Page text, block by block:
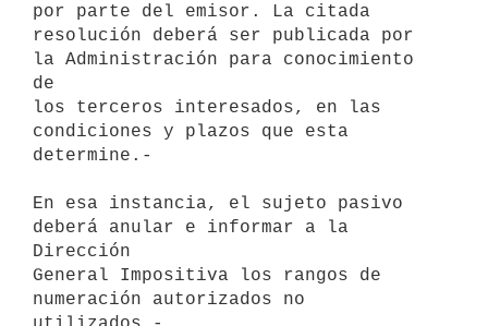
por parte del emisor. La citada
resolución deberá ser publicada por
la Administración para conocimiento
de
los terceros interesados, en las
condiciones y plazos que esta
determine.-
En esa instancia, el sujeto pasivo
deberá anular e informar a la
Dirección
General Impositiva los rangos de
numeración autorizados no